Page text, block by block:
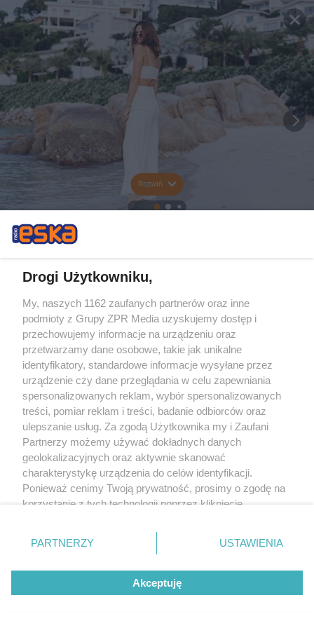
Rozwiń
Drogi Użytkowniku,
My, naszych 1162 zaufanych partnerów oraz inne
podmioty z Grupy ZPR Media uzyskujemy dostęp i
przechowujemy informacje na urządzeniu oraz
przetwarzamy dane osobowe, takie jak unikalne
identyfikatory, standardowe informacje wysyłane przez
urządzenie czy dane przeglądania w celu zapewniania
spersonalizowanych reklam, wybór spersonalizowanych
treści, pomiar reklam i treści, badanie odbiorców oraz
ulepszanie usług. Za zgodą Użytkownika my i Zaufani
Partnerzy możemy używać dokładnych danych
geolokalizacyjnych oraz aktywnie skanować
charakterystykę urządzenia do celów identyfikacji.
Ponieważ cenimy Twoją prywatność, prosimy o zgodę na
korzystanie z tych technologii poprzez kliknięcie
zmienić/wycofać klikając przycisk ustawień prywatności
znajdujący się w lewym dolnym rogu strony
rodzaje przetwarzania danych nie wymagają zgody
użytkownika, ale masz prawo sprzeciwić się takiemu
przetwarzaniu. Preferencje będą miały zastosowanie tylko
PARTNERZY USTAWIENIA
Akceptuję